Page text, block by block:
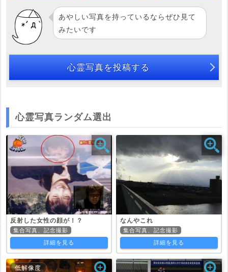
あやしい写真を持っているならぜひ見て
みたいです
心霊写真を投稿する
心霊写真ランダム選出
反射した女性の顔が！？
集合写真、記念撮影
詳細を見る
低解像度
なんやこれ
集合写真、記念撮影
詳細を見る